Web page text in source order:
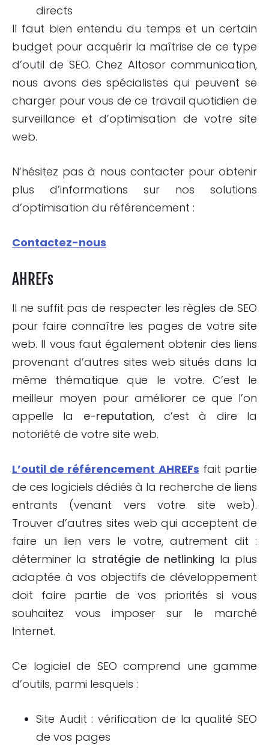
directs
Il faut bien entendu du temps et un certain
budget pour acquérir la maîtrise de ce type
d’outil de SEO. Chez Altosor communication,
nous avons des spécialistes qui peuvent se
charger pour vous de ce travail quotidien de
surveillance et d’optimisation de votre site
web.
N’hésitez pas à nous contacter pour obtenir
plus d’informations sur nos solutions
d’optimisation du référencement :
Contactez-nous
AHREFs
Il ne suffit pas de respecter les règles de SEO
pour faire connaître les pages de votre site
web. Il vous faut également obtenir des liens
provenant d’autres sites web situés dans la
même thématique que le votre. C’est le
meilleur moyen pour améliorer ce que l’on
appelle la e-reputation, c’est à dire la
notoriété de votre site web.
L’outil de référencement AHREFs fait partie
de ces logiciels dédiés à la recherche de liens
entrants (venant vers votre site web).
Trouver d’autres sites web qui acceptent de
faire un lien vers le votre, autrement dit :
déterminer la stratégie de netlinking la plus
adaptée à vos objectifs de développement
doit faire partie de vos priorités si vous
souhaitez vous imposer sur le marché
Internet.
Ce logiciel de SEO comprend une gamme
d’outils, parmi lesquels :
Site Audit : vérification de la qualité SEO
de vos pages